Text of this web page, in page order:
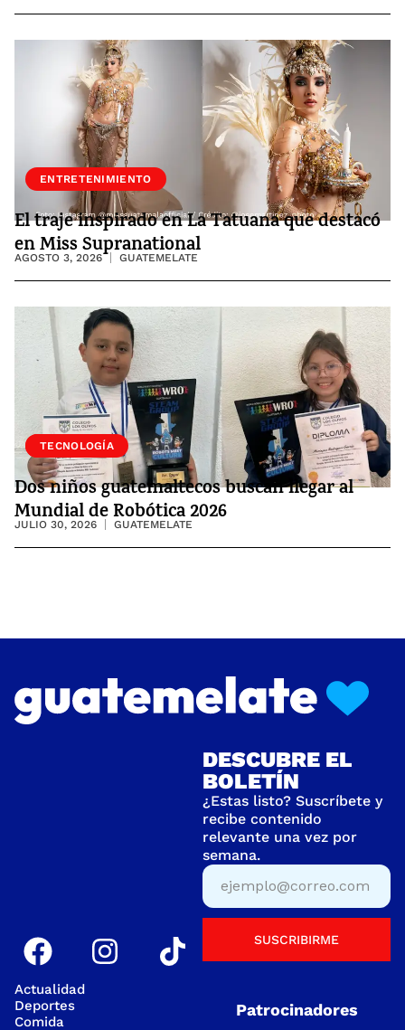
ENTRETENIMIENTO
El traje inspirado en La Tatuana que destacó
en Miss Supranational
AGOSTO 3, 2026 GUATEMELATE
SOCIEDAD
TECNOLOGÍA
Dos niños guatemaltecos buscan llegar al
Mundial de Robótica 2026
JULIO 30, 2026 GUATEMELATE
Actualidad
Deportes
Comida
DESCUBRE EL
BOLETÍN
¿Estas listo? Suscríbete y
recibe contenido
relevante una vez por
semana.
SUSCRIBIRME
Patrocinadores